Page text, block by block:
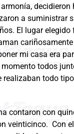
decidieron
a suministrar
El lugar elegido
mi casa era
todos
realizaban todo
contaron con
veinticinco. Con